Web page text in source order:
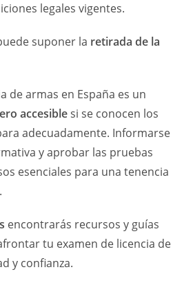
legales vigentes.
suponer la retirada de la
de armas en España es un
accesiblesi se conocen los
adecuadamente. Informarse
y aprobar las pruebas
esenciales para una tenencia
encontrarás recursos y guías
tu examen de licencia de
y confianza.